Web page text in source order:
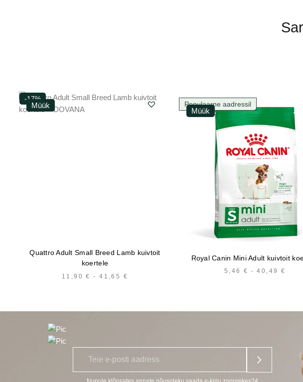
-17%
Müük
Quattro Adult Small Breed Lamb kuivtoit
koertele
11,90€ - 41,65 €
Populaarne aadressil
Müük
Royal Canin Mini Adult kuivtoit
5,46 € - 40,49 €
p